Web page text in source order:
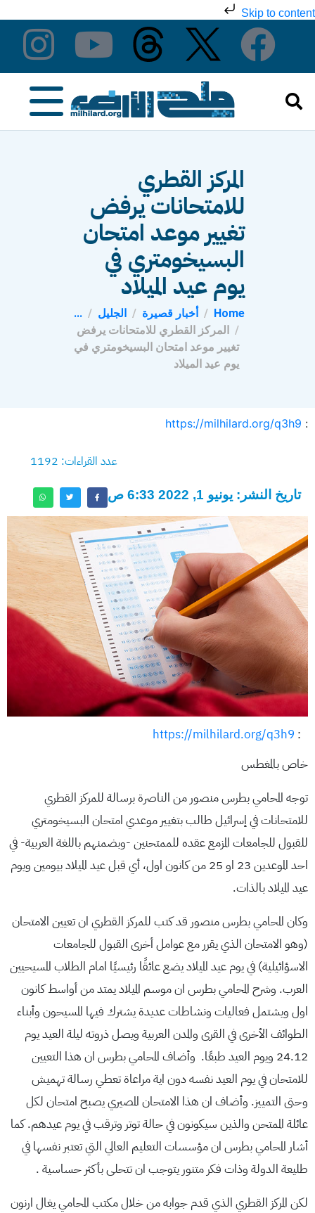
Skip to content
المركز القطري
للامتحانات يرفض
تغيير موعد امتحان
البسيخومتري في
يوم عيد الميلاد
Home أخبار قصيرة الجليل
...
المركز القطري للامتحانات يرفض
تغيير موعد امتحان البسيخومتري في
يوم عيد الميلاد
:
https://milhilard.org/q3h9
عدد القراءات: 1192
تاريخ النشر: يونيو 1, 2022 6:33 ص
:
https://milhilard.org/q3h9
خاص بالمغطس
توجه المحامي بطرس منصور من الناصرة برسالة للمركز القطري
للامتحانات في إسرائيل طالب بتغيير موعدي امتحان البسيخومتري
للقبول للجامعات المزمع عقده للممتحنين -وبضمنهم باللغة العربية- في
احد الموعدين 23 او 25 من كانون اول، أي قبل عيد الميلاد بيومين ويوم
عيد الميلاد بالذات.
وكان المحامي بطرس منصور قد كتب للمركز القطري ان تعيين الامتحان
(وهو الامتحان الذي يقرر مع عوامل أخرى القبول للجامعات
الاسؤائيلية) في يوم عيد الميلاد يضع عائقًا رئيسيًا امام الطلاب المسيحيين
العرب. وشرح المحامي بطرس ان موسم الميلاد يمتد من أواسط كانون
اول ويشتمل فعاليات ونشاطات عديدة يشترك فيها المسيحون وأبناء
الطوائف الأخرى في القرى والمدن العربية ويصل ذروته ليلة العيد يوم
24.12 ويوم العيد طبعًا. وأضاف المحامي بطرس ان هذا التعيين
للامتحان في يوم العيد نفسه دون اية مراعاة تعطي رسالة تهميش
وحتى التمييز. وأضاف ان هذا الامتحان المصيري يصبح امتحان لكل
عائلة الممتحن والذين سيكونون في حالة توتر وترقب في يوم عيدهم. كما
أشار المحامي بطرس ان مؤسسات التعليم العالي التي تعتبر نفسها في
طليعة الدولة وذات فكر متنور يتوجب ان تتحلى بأكثر حساسية .
لكن المركز القطري الذي قدم جوابه من خلال مكتب المحامي يغال ارنون